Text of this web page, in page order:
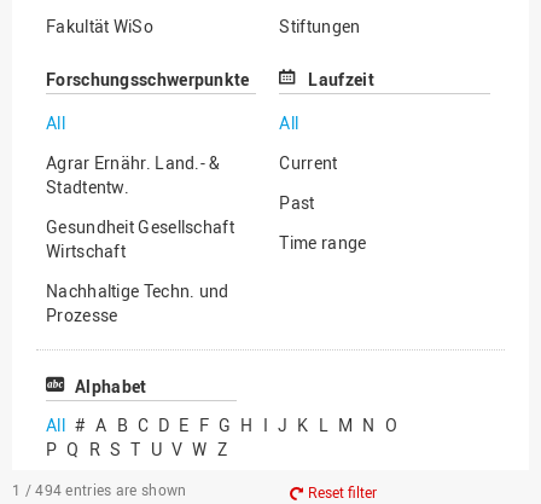
Fakultät WiSo
Stiftungen
Sonstige
Forschungsschwerpunkte
All
Agrar Ernähr. Land.- &
Stadtentw.
Gesundheit Gesellschaft
Wirtschaft
Nachhaltige Techn. und
Prozesse
Vielfältiges Forschen
Laufzeit
All
Current
Past
Time range
Alphabet
All # A B C D E F G H I J K L M N O
P Q R S T U V W Z
1 / 494 entries are shown Reset filter